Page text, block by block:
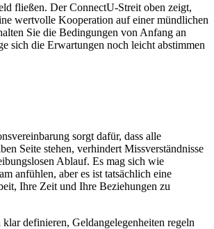
fließen. Der ConnectU-Streit oben zeigt,
wertvolle Kooperation auf einer mündlichen
Sie die Bedingungen von Anfang an
sich die Erwartungen noch leicht abstimmen
sorgt dafür, dass alle
Seite stehen, verhindert Missverständnisse
Ablauf. Es mag sich wie
anfühlen, aber es ist tatsächlich eine
Ihre Zeit und Ihre Beziehungen zu
definieren, Geldangelegenheiten regeln